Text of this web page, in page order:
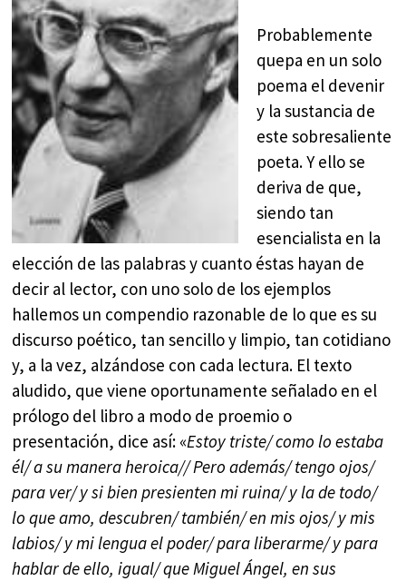
Probablemente
quepa en un solo
poema el devenir
y la sustancia de
este sobresaliente
poeta. Y ello se
deriva de que,
siendo tan
esencialista en la
elección de las palabras y cuanto éstas hayan de
decir al lector, con uno solo de los ejemplos
hallemos un compendio razonable de lo que es su
discurso poético, tan sencillo y limpio, tan cotidiano
y, a la vez, alzándose con cada lectura. El texto
aludido, que viene oportunamente señalado en el
prólogo del libro a modo de proemio o
presentación, dice así: «Estoy triste/ como lo estaba
él/ a su manera heroica// Pero además/ tengo ojos/
para ver/ y si bien presienten mi ruina/ y la de todo/
lo que amo, descubren/ también/ en mis ojos/ y mis
labios/ y mi lengua el poder/ para liberarme/ y para
hablar de ello, igual/ que Miguel Ángel, en sus